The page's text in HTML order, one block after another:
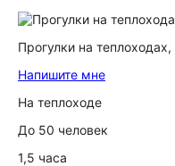
Прогулки на теплоходах,
Напишите мне
На теплоходе
До 50 человек
1,5 часа